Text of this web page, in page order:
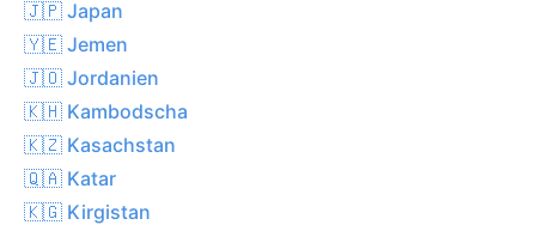
🇯🇵 Japan
🇾🇪 Jemen
🇯🇴 Jordanien
🇰🇭 Kambodscha
🇰🇿 Kasachstan
🇶🇦 Katar
🇰🇬 Kirgistan